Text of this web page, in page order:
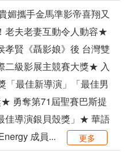
媚攜手金馬準影帝喜翔又
老夫老妻互動令人動容★
孝賢《聶影娘》後 台灣雙
二級影展主競賽大獎★ 入
「最佳新導演」「最佳男
勇奪第71屆聖賽巴斯提
佳導演銀貝殼獎」★ 華語
成員...
更多